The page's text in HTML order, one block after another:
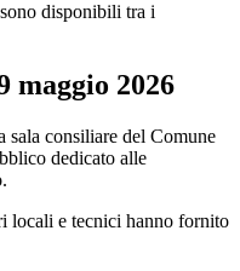
disponibili tra i
maggio 2026
sala consiliare del Comune
dedicato alle
locali e tecnici hanno fornito